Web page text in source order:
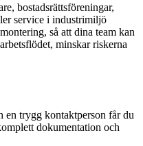
bostadsrättsföreningar,
service i industrimiljö
så att dina team kan
minskar riskerna
en trygg kontaktperson får du
dokumentation och